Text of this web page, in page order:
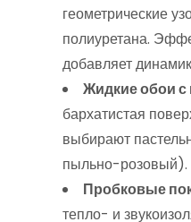
геометрические
полиуретана.
добавляет
Жидкие обои
бархатистая
выбирают
пыльно-розовый).
Пробковые
тепло- и